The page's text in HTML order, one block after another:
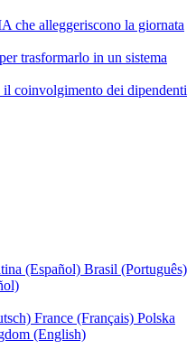
che alleggeriscono la giornata
trasformarlo in un sistema
coinvolgimento dei dipendenti
(Español) Brasil (Português)
France (Français) Polska
(English)